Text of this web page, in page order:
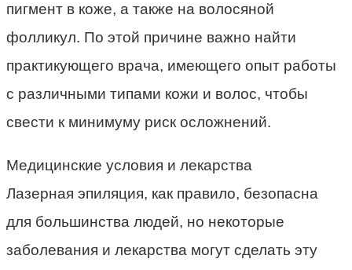
пигмент в коже, а также на волосяной
фолликул. По этой причине важно найти
практикующего врача, имеющего опыт работы
с различными типами кожи и волос, чтобы
свести к минимуму риск осложнений.
Медицинские условия и лекарства
Лазерная эпиляция, как правило, безопасна
для большинства людей, но некоторые
заболевания и лекарства могут сделать эту